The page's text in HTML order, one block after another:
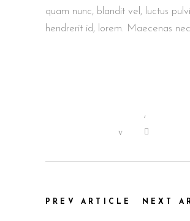
quam nunc, blandit vel, luctus
hendrerit id, lorem. Maecenas
,
PREV ARTICLE NEXT